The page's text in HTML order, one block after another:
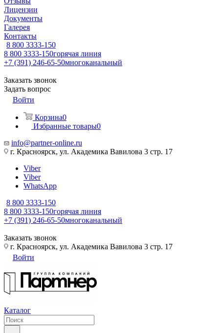
Лицензии
Документы
Галерея
Контакты
8 800 3333-150
8 800 3333-150горячая линия
+7 (391) 246-65-50многоканальный
Заказать звонок
Задать вопрос
Войти
Корзина0
Избранные товары0
info@partner-online.ru
г. Красноярск, ул. Академика Вавилова 3 стр. 17
Viber
Viber
WhatsApp
8 800 3333-150
8 800 3333-150горячая линия
+7 (391) 246-65-50многоканальный
Заказать звонок
г. Красноярск, ул. Академика Вавилова 3 стр. 17
Войти
Каталог